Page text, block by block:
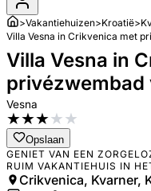
>Vakantiehuizen>Kroatië>
Villa Vesna in Crikvenica met
Villa Vesna in
privézwembad
Vesna
★★★★★
Opslaan
GENIET VAN EEN
RUIM VAKANTIEHUIS IN
Crikvenica, Kvarner,